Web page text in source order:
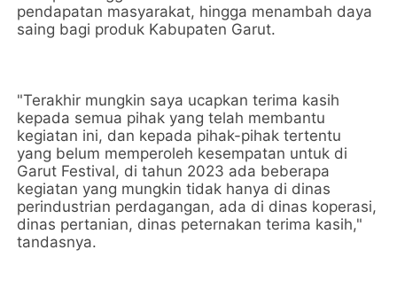
pendapatan masyarakat, hingga menambah daya
saing bagi produk Kabupaten Garut.
"Terakhir mungkin saya ucapkan terima kasih
kepada semua pihak yang telah membantu
kegiatan ini, dan kepada pihak-pihak tertentu
yang belum memperoleh kesempatan untuk di
Garut Festival, di tahun 2023 ada beberapa
kegiatan yang mungkin tidak hanya di dinas
perindustrian perdagangan, ada di dinas koperasi,
dinas pertanian, dinas peternakan terima kasih,"
tandasnya.